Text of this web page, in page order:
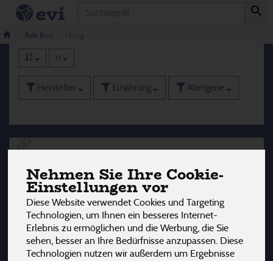
Nehmen Sie Ihre Cookie-
Einstellungen vor
Diese Website verwendet Cookies und Targeting
Technologien, um Ihnen ein besseres Internet-
Erlebnis zu ermöglichen und die Werbung, die Sie
sehen, besser an Ihre Bedürfnisse anzupassen. Diese
Technologien nutzen wir außerdem um Ergebnisse
Aufs Brot
Honig
12
Hersteller Ernährung Allergene